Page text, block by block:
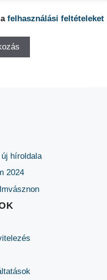
felhasználási feltételeket
híroldala
2024